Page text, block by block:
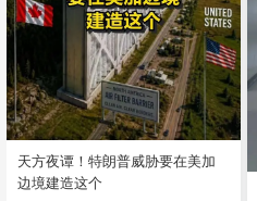
天方夜谭！特朗普威胁要在美加
边境建造这个